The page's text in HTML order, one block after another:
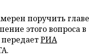
поручить главе
этого вопроса в
РИА